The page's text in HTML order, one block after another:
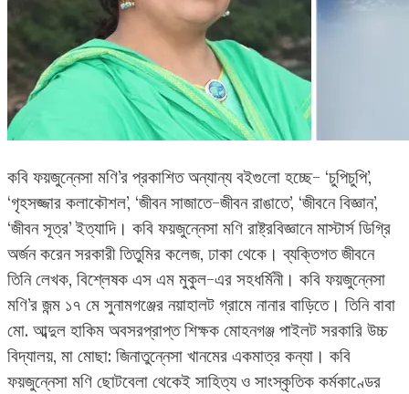
কবি ফয়জুন্নেসা মণি’র প্রকাশিত অন্যান্য বইগুলো হচ্ছে- ‘চুপিচুপি’,
‘গৃহসজ্জার কলাকৌশল’, ‘জীবন সাজাতে-জীবন রাঙাতে’, ‘জীবনে বিজ্ঞান’,
‘জীবন সূত্র’ ইত্যাদি। কবি ফয়জুন্নেসা মণি রাষ্ট্রবিজ্ঞানে মাস্টার্স ডিগ্রি
অর্জন করেন সরকারী তিতুমির কলেজ, ঢাকা থেকে। ব্যক্তিগত জীবনে
তিনি লেখক, বিশ্লেষক এস এম মুকুল-এর সহধর্মিনী। কবি ফয়জুন্নেসা
মণি’র জন্ম ১৭ মে সুনামগঞ্জের নয়াহালট গ্রামে নানার বাড়িতে। তিনি বাবা
মো. আব্দুল হাকিম অবসরপ্রাপ্ত শিক্ষক মোহনগঞ্জ পাইলট সরকারি উচ্চ
বিদ্যালয়, মা মোছা: জিনাতুন্নেসা খানমের একমাত্র কন্যা। কবি
ফয়জুন্নেসা মণি ছোটবেলা থেকেই সাহিত্য ও সাংস্কৃতিক কর্মকাণ্ডের